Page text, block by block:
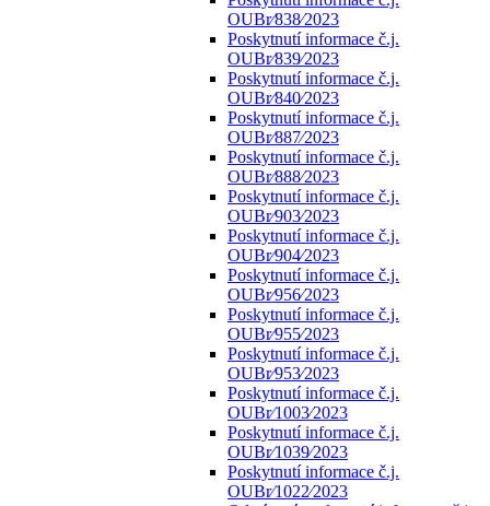
OUBr⁄838⁄2023
Poskytnutí informace č.j.
OUBr⁄839⁄2023
Poskytnutí informace č.j.
OUBr⁄840⁄2023
Poskytnutí informace č.j.
OUBr⁄887⁄2023
Poskytnutí informace č.j.
OUBr⁄888⁄2023
Poskytnutí informace č.j.
OUBr⁄903⁄2023
Poskytnutí informace č.j.
OUBr⁄904⁄2023
Poskytnutí informace č.j.
OUBr⁄956⁄2023
Poskytnutí informace č.j.
OUBr⁄955⁄2023
Poskytnutí informace č.j.
OUBr⁄953⁄2023
Poskytnutí informace č.j.
OUBr⁄1003⁄2023
Poskytnutí informace č.j.
OUBr⁄1039⁄2023
Poskytnutí informace č.j.
OUBr⁄1022⁄2023